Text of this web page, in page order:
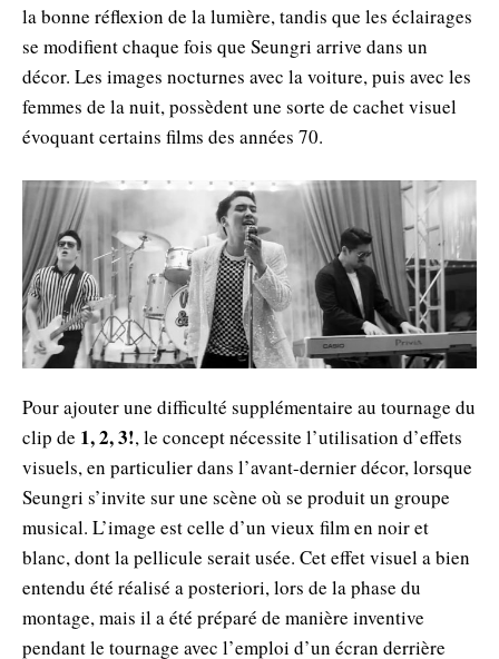
la bonne réflexion de la lumière, tandis que les éclairages
se modifient chaque fois que Seungri arrive dans un
décor. Les images nocturnes avec la voiture, puis avec les
femmes de la nuit, possèdent une sorte de cachet visuel
évoquant certains films des années 70.
Pour ajouter une difficulté supplémentaire au tournage du
clip de 1, 2, 3!, le concept nécessite l’utilisation d’effets
visuels, en particulier dans l’avant-dernier décor, lorsque
Seungri s’invite sur une scène où se produit un groupe
musical. L’image est celle d’un vieux film en noir et
blanc, dont la pellicule serait usée. Cet effet visuel a bien
entendu été réalisé a posteriori, lors de la phase du
montage, mais il a été préparé de manière inventive
pendant le tournage avec l’emploi d’un écran derrière